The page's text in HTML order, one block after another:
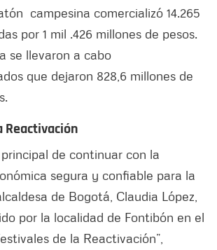
campesina comercializó 14.265
por 1 mil .426 millones de pesos.
se llevaron a cabo
que dejaron 828,6 millones de
Reactivación
de continuar con la
segura y confiable para la
de Bogotá, Claudia López,
por la localidad de Fontibón en el
de la Reactivación”,